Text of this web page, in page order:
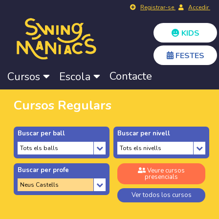
Registrar-se Accedir
KIDS
FESTES
Cursos Escola Contacte
Cursos Regulars
Buscar per ball Buscar per nivell
Buscar per profe Veure cursos
presencials
Ver todos los cursos